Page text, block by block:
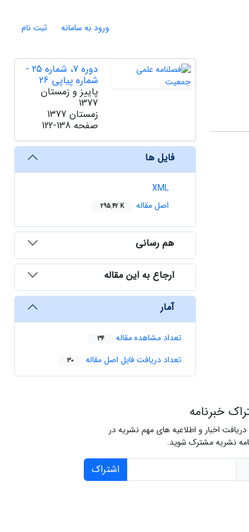
ورود به سامانه ثبت نام
دوره 7، شماره 25 -
شماره پیاپی 26
پاییز و زمستان
1377
زمستان 1377
صفحه 122-138
فایل ها
XML
اصل مقاله
295.42 K
هم رسانی
ارجاع به این مقاله
آمار
تعداد مشاهده مقاله 34
تعداد دریافت فایل اصل مقاله 30
خبرنامه
دریافت اخبار و اطلاعیه های مهم نشریه در
نشریه مشترک شوید.
اشتراک